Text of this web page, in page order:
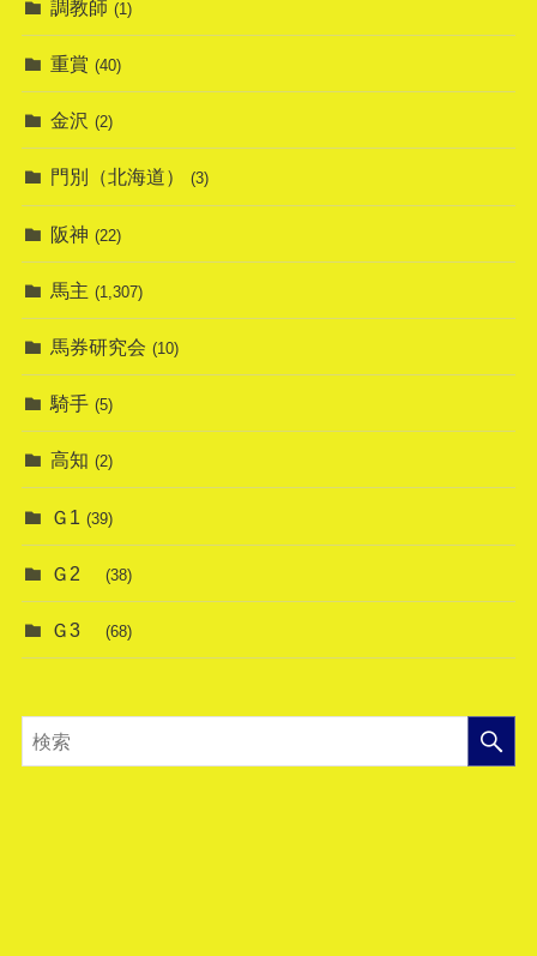
調教師 (1)
重賞 (40)
金沢 (2)
門別（北海道） (3)
阪神 (22)
馬主 (1,307)
馬券研究会 (10)
騎手 (5)
高知 (2)
Ｇ1 (39)
Ｇ2 (38)
Ｇ3 (68)